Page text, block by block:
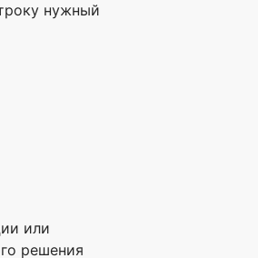
нужный
или
решения